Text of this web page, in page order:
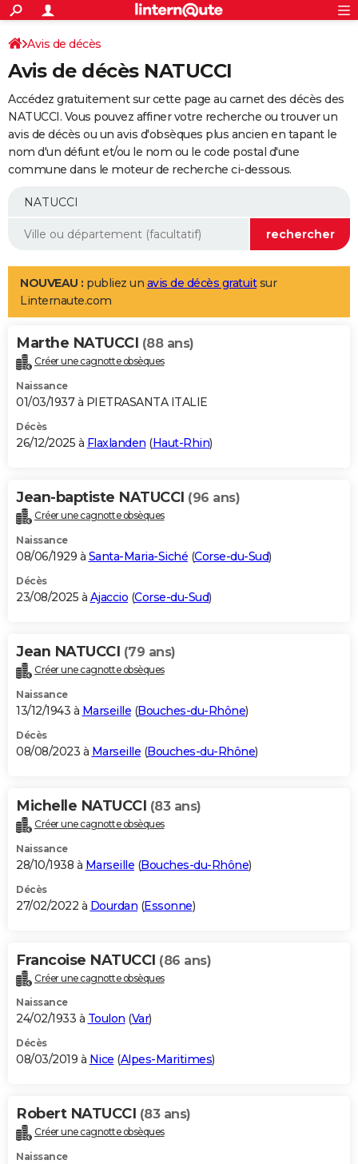
ACTUALITÉS
Politique
Société
Faits Divers
Education
Monde
Villes
+
SPORT
Coupe du monde 2026
Football
Tennis
Cyclisme
Rugby
Forum
Programme TV
TNT
Streaming
Cinéma
Sorties cinéma
Musique
+
FINANCE
Retraite
Epargne
Immobilier
Risques naturels par ville
Banque
Assurance
AUTO
Essais
Réserver un essai
Citadines
Berlines
SUV
Forum auto
+
Mobiles
Meilleur smartphone
Internet
Ordinateurs
Jeux vidéo
Guide high-tech
Aménagement intérieur
LIFESTYLE
Art de vivre
Bien-être
Loisirs
Mode
Modes de vie
Alimentation
Guide de la santé
Maladies
Médicaments
Sommeil
VOYAGE
Destinations
City break
Voyage nature
Voyage de noces
Forum
Climat
+PHOTO
GUIDES D'ACHAT
BONS PLANS
Carte de Noël
Carte Bonne année
Carte Saint-Valentin
Carte Pâques
Carte d'anniversaire
DICTIONNAIRE
Dictionnaire
Biographies
Citations
Expressions
Proverbes
PROGRAMME TV
S'inscrire
Se connecter
Lycées
Collèges
Primaires
Universités
Entreprises
Service militaire
Avis de recherche
AVIS DE DÉCÈS
Bricolage
Lifestyle
Culture
Sport
Auto
Television
Voyage
Cinema
Avis de décès
Avis de décès NATUCCI
Accédez gratuitement sur cette page au carnet des décès des
NATUCCI. Vous pouvez affiner votre recherche ou trouver un
avis de décès ou un avis d'obsèques plus ancien en tapant le
nom d'un défunt et/ou le nom ou le code postal d'une
commune dans le moteur de recherche ci-dessous.
NOUVEAU : publiez un avis de décès gratuitsur
Linternaute.com
Marthe NATUCCI (88 ans)
Créer une cagnotte obsèques
Naissance
01/03/1937 à PIETRASANTA ITALIE
Décès
26/12/2025 à Flaxlanden (Haut-Rhin)
Jean-baptiste NATUCCI (96 ans)
Créer une cagnotte obsèques
Naissance
08/06/1929 à Santa-Maria-Siché (Corse-du-Sud)
Décès
23/08/2025 à Ajaccio (Corse-du-Sud)
Jean NATUCCI (79 ans)
Créer une cagnotte obsèques
Naissance
13/12/1943 à Marseille (Bouches-du-Rhône)
Décès
08/08/2023 à Marseille (Bouches-du-Rhône)
Michelle NATUCCI (83 ans)
Créer une cagnotte obsèques
Naissance
28/10/1938 à Marseille (Bouches-du-Rhône)
Décès
27/02/2022 à Dourdan (Essonne)
Francoise NATUCCI (86 ans)
Créer une cagnotte obsèques
Naissance
24/02/1933 à Toulon (Var)
Décès
08/03/2019 à Nice (Alpes-Maritimes)
Robert NATUCCI (83 ans)
Créer une cagnotte obsèques
Naissance